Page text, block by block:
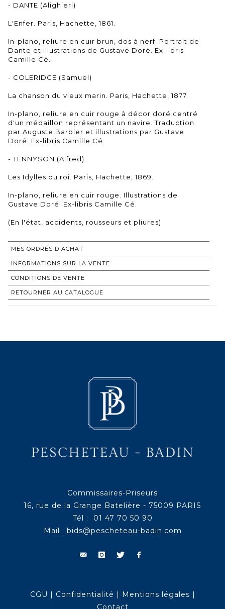
- DANTE (Alighieri)
L'Enfer. Paris, Hachette, 1861.
In-plano, reliure en cuir brun, dos à nerf. Portrait de
Dante et illustrations de Gustave Doré. Ex-libris
Camille Cé.
- COLERIDGE (Samuel)
La chanson du vieux marin. Paris, Hachette, 1877.
In-plano, reliure en cuir rouge à décor doré centré
d'un médaillon représentant un navire. Traduction
par Auguste Barbier et illustrations par Gustave
Doré. Ex-libris Camille Cé.
- TENNYSON (Alfred)
Les Idylles du roi. Paris, Hachette, 1869.
In-plano, reliure en cuir rouge. Illustrations de
Gustave Doré. Ex-libris Camille Cé.
(En l'état, accidents, rousseurs et pliures)
MES ORDRES D'ACHAT
INFORMATIONS SUR LA VENTE
CONDITIONS DE VENTE
RETOURNER AU CATALOGUE
Commissaires-Priseurs
16, rue de la Grange Batelière - 75009 PARIS
Tél : 01 47 70 50 90
Mail : bids@pescheteau-badin.com
CGU | Confidentialité | Mentions légales |
Contact